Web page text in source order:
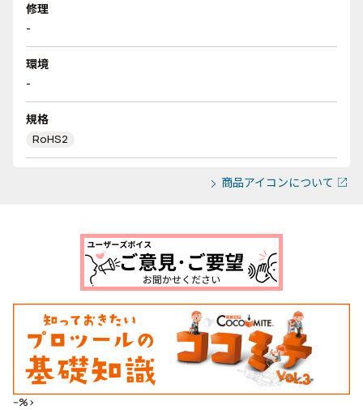
修理
-
環境
-
規格
RoHS2
商品アイコンについて
--%>